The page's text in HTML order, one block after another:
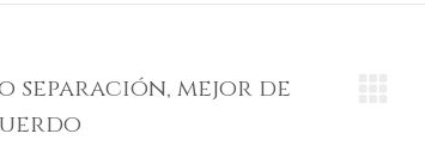
separación, mejor de